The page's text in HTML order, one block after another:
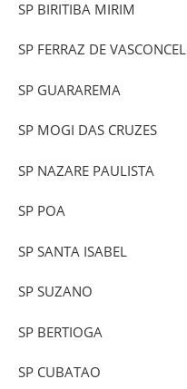
SP BIRITIBA MIRIM
SP FERRAZ DE
SP GUARAREMA
SP MOGI DAS CRUZES
SP NAZARE PAULISTA
SP POA
SP SANTA ISABEL
SP SUZANO
SP BERTIOGA
SP CUBATAO